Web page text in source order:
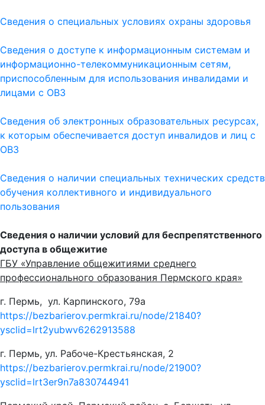
Сведения о специальных условиях охраны здоровья
Сведения о доступе к информационным системам и
информационно-телекоммуникационным сетям,
приспособленным для использования инвалидами и
лицами с ОВЗ
Сведения об электронных образовательных ресурсах,
к которым обеспечивается доступ инвалидов и лиц с
ОВЗ
Сведения о наличии специальных технических средств
обучения коллективного и индивидуального
пользования
Сведения о наличии условий для беспрепятственного
доступа в общежитие
ГБУ «Управление общежитиями среднего
профессионального образования Пермского края»
г. Пермь, ул. Карпинского, 79а
https://bezbarierov.permkrai.ru/node/21840?
ysclid=lrt2yubwv6262913588
г. Пермь, ул. Рабоче-Крестьянская, 2
https://bezbarierov.permkrai.ru/node/21900?
ysclid=lrt3er9n7a830744941